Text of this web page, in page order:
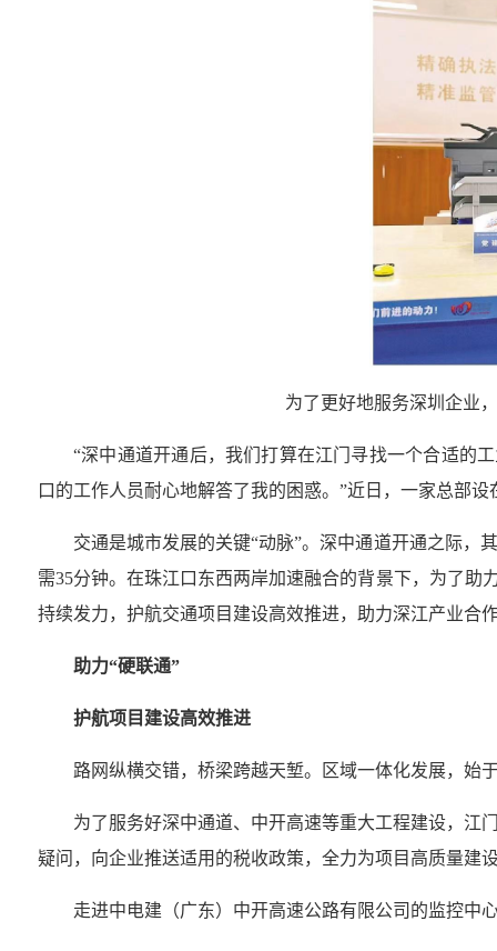
为了更好地服务深圳企业
“深中通道开通后，我们打算在江门寻找一个合适的
口的工作人员耐心地解答了我的困惑。”近日，一家总部
交通是城市发展的关键“动脉”。深中通道开通之际
需35分钟。在珠江口东西两岸加速融合的背景下，为了助
持续发力，护航交通项目建设高效推进，助力深江产业合
助力“硬联通”
护航项目建设高效推进
路网纵横交错，桥梁跨越天堑。区域一体化发展，始
为了服务好深中通道、中开高速等重大工程建设，江
疑问，向企业推送适用的税收政策，全力为项目高质量建
走进中电建（广东）中开高速公路有限公司的监控中